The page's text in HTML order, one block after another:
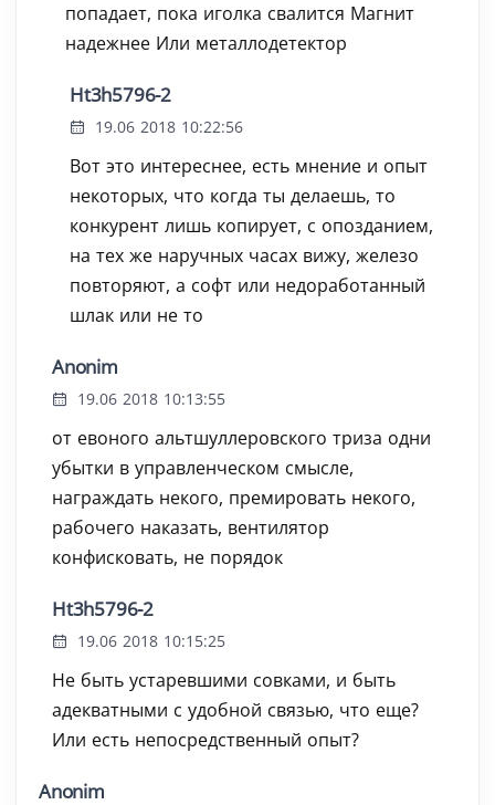
попадает, пока иголка свалится Магнит
надежнее Или металлодетектор
Ht3h5796-2
19.06 2018 10:22:56
Вот это интереснее, есть мнение и опыт
некоторых, что когда ты делаешь, то
конкурент лишь копирует, с опозданием,
на тех же наручных часах вижу, железо
повторяют, а софт или недоработанный
шлак или не то
Anonim
19.06 2018 10:13:55
от евоного альтшуллеровского триза одни
убытки в управленческом смысле,
награждать некого, премировать некого,
рабочего наказать, вентилятор
конфисковать, не порядок
Ht3h5796-2
19.06 2018 10:15:25
Не быть устаревшими совками, и быть
адекватными с удобной связью, что еще?
Или есть непосредственный опыт?
Anonim